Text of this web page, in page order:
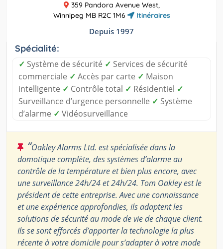
359 Pandora Avenue West,
Winnipeg MB R2C 1M6
Itinéraires
Depuis 1997
Spécialité:
✓ Système de sécurité ✓ Services de sécurité
commerciale ✓ Accès par carte ✓ Maison
intelligente ✓ Contrôle total ✓ Résidentiel ✓
Surveillance d’urgence personnelle ✓ Système
d’alarme ✓ Vidéosurveillance
“Oakley Alarms Ltd. est spécialisée dans la
domotique complète, des systèmes d’alarme au
contrôle de la température et bien plus encore, avec
une surveillance 24h/24 et 24h/24. Tom Oakley est le
président de cette entreprise. Avec une connaissance
et une expérience approfondies, ils adaptent les
solutions de sécurité au mode de vie de chaque client.
Ils se sont efforcés d’apporter la technologie la plus
récente à votre domicile pour s’adapter à votre mode